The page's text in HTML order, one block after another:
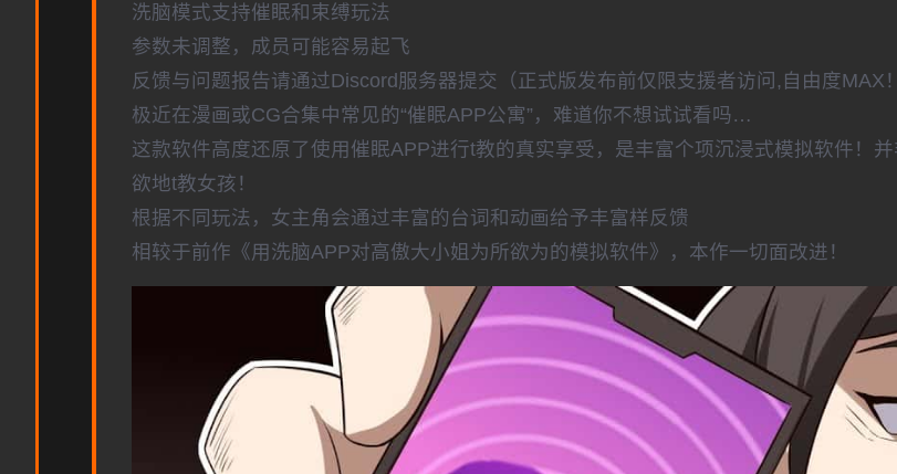
洗脑模式支持催眠和束缚玩法
参数未调整，成员可能容易起飞
反馈与问题报告请通过Discord服务器提交（正式版发布前仅限支援者访问,自由度MAX！
极近在漫画或CG合集中常见的“催眠APP公寓”，难道你不想试试看吗…
这款软件高度还原了使用催眠APP进行t教的真实享受，是丰富个项沉浸式模拟软件！
欲地t教女孩！
根据不同玩法，女主角会通过丰富的台词和动画给予丰富样反馈
相较于前作《用洗脑APP对高傲大小姐为所欲为的模拟软件》，本作一切面改进！